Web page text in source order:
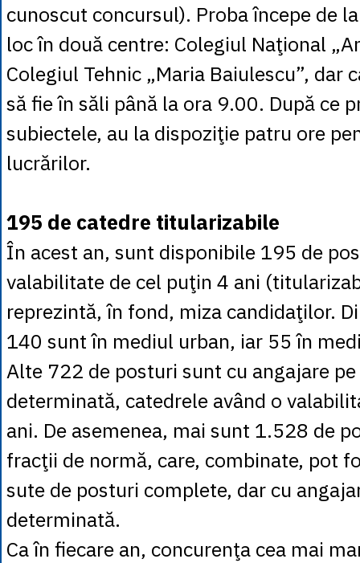
cunoscut concursul). Proba începe de
loc în două centre: Colegiul Naţional
Colegiul Tehnic „Maria Baiulescu”, dar
să fie în săli până la ora 9.00. După ce
subiectele, au la dispoziţie patru ore
lucrărilor.
195 de catedre titularizabile
În acest an, sunt disponibile 195 de
valabilitate de cel puţin 4 ani
reprezintă, în fond, miza candidaţilor.
140 sunt în mediul urban, iar 55 în
Alte 722 de posturi sunt cu angajare
determinată, catedrele având o
ani. De asemenea, mai sunt 1.528 de
fracţii de normă, care, combinate, pot
sute de posturi complete, dar cu
determinată.
Ca în fiecare an, concurenţa cea mai